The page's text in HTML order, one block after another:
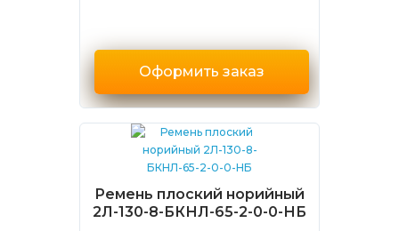
Оформить заказ
Ремень плоский норийный
2Л-130-8-БКНЛ-65-2-0-0-НБ